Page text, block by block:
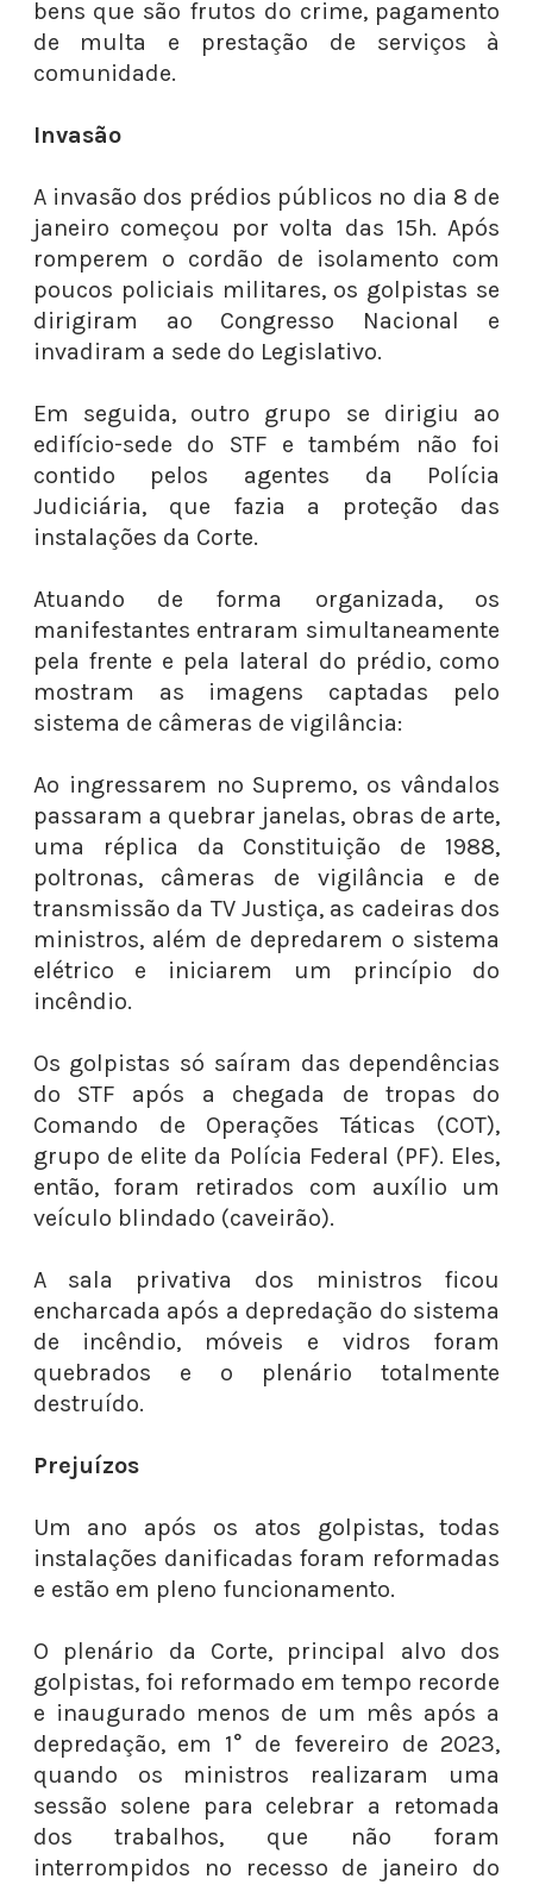
bens que são frutos do crime, pagamento
de multa e prestação de serviços à
comunidade.
Invasão
A invasão dos prédios públicos no dia 8 de
janeiro começou por volta das 15h. Após
romperem o cordão de isolamento com
poucos policiais militares, os golpistas se
dirigiram ao Congresso Nacional e
invadiram a sede do Legislativo.
Em seguida, outro grupo se dirigiu ao
edifício-sede do STF e também não foi
contido pelos agentes da Polícia
Judiciária, que fazia a proteção das
instalações da Corte.
Atuando de forma organizada, os
manifestantes entraram simultaneamente
pela frente e pela lateral do prédio, como
mostram as imagens captadas pelo
sistema de câmeras de vigilância:
Ao ingressarem no Supremo, os vândalos
passaram a quebrar janelas, obras de arte,
uma réplica da Constituição de 1988,
poltronas, câmeras de vigilância e de
transmissão da TV Justiça, as cadeiras dos
ministros, além de depredarem o sistema
elétrico e iniciarem um princípio do
incêndio.
Os golpistas só saíram das dependências
do STF após a chegada de tropas do
Comando de Operações Táticas (COT),
grupo de elite da Polícia Federal (PF). Eles,
então, foram retirados com auxílio um
veículo blindado (caveirão).
A sala privativa dos ministros ficou
encharcada após a depredação do sistema
de incêndio, móveis e vidros foram
quebrados e o plenário totalmente
destruído.
Prejuízos
Um ano após os atos golpistas, todas
instalações danificadas foram reformadas
e estão em pleno funcionamento.
O plenário da Corte, principal alvo dos
golpistas, foi reformado em tempo recorde
e inaugurado menos de um mês após a
depredação, em 1° de fevereiro de 2023,
quando os ministros realizaram uma
sessão solene para celebrar a retomada
dos trabalhos, que não foram
interrompidos no recesso de janeiro do